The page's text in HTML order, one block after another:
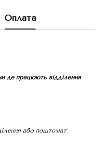
Оплата
де працюють відділення
або поштомат: